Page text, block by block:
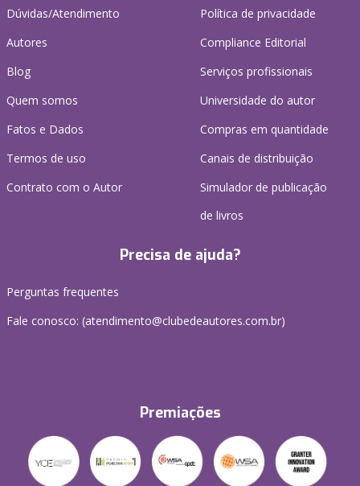
Dúvidas/Atendimento
Autores
Blog
Quem somos
Fatos e Dados
Termos de uso
Contrato com o Autor
Política de privacidade
Compliance Editorial
Serviços profissionais
Universidade do autor
Compras em quantidade
Canais de distribuição
Simulador de publicação
de livros
Precisa de ajuda?
Perguntas frequentes
Fale conosco: (atendimento@clubedeautores.com.br)
Premiações